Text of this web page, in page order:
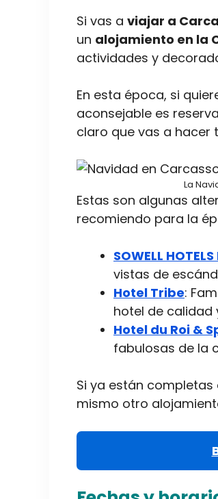
Si vas a viajar a
un alojamiento en la
actividades y
En esta época, si
aconsejable es
claro que vas a hacer
La
Estas son algunas
recomiendo para la
SOWELL
vistas de
Hotel Tribe:
hotel de calidad
Hotel du Roi &
fabulosas de la
Si ya están
mismo otro